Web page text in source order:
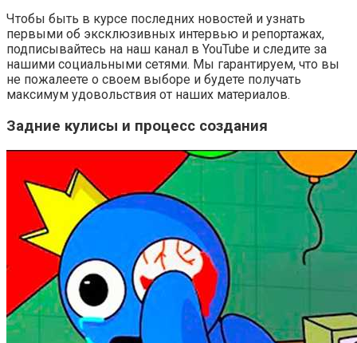
Чтобы быть в курсе последних новостей и узнать
первыми об эксклюзивных интервью и репортажах,
подписывайтесь на наш канал в YouTube и следите за
нашими социальными сетями. Мы гарантируем, что вы
не пожалеете о своем выборе и будете получать
максимум удовольствия от наших материалов.
Задние кулисы и процесс создания